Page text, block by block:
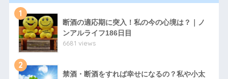
1
断酒の適応期に突入！私の今の心境は？｜ノ
ンアルライフ186日目
6681 views
2
禁酒・断酒をすれば幸せになるの？私や小太